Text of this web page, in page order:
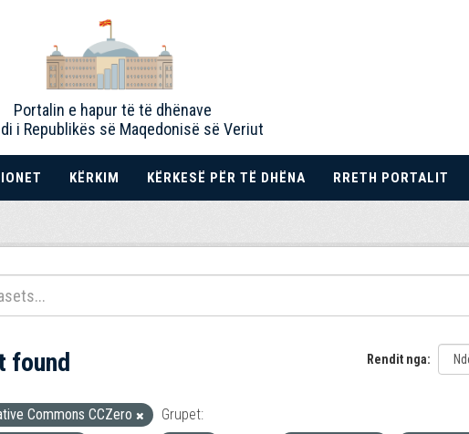
Portalin e hapur të të dhënave
i Republikës së Maqedonisë së Veriut
KËRKIM KËRKESË PËR TË DHËNA RRETH PORTALIT
Rendit nga
found
Commons CCZero
Grupet: